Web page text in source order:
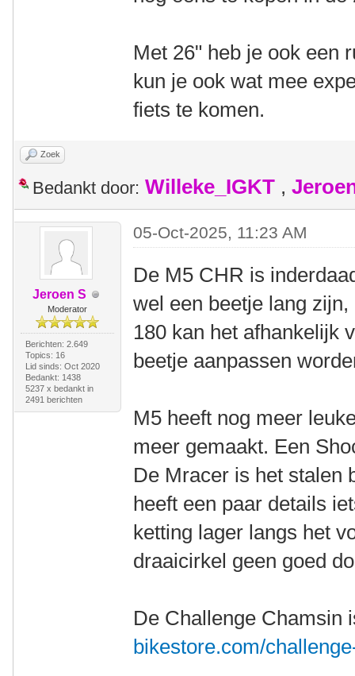
Met 26" heb je ook een
kun je ook wat mee
fiets te komen.
Zoek
Bedankt door: Willeke_IGKT ,
Jeroen S
Moderator
Berichten: 2.649
Topics: 16
Lid sinds: Oct 2020
Bedankt: 1438
5237 x bedankt in
2491 berichten
05-Oct-2025, 11:23 AM
De M5 CHR is
wel een beetje lang
180 kan het afhankelijk
beetje aanpassen
M5 heeft nog meer
meer gemaakt. Een
De Mracer is het stalen
heeft een paar details
ketting lager langs het
draaicirkel geen goed
De Challenge Chamsin
bikestore.com/